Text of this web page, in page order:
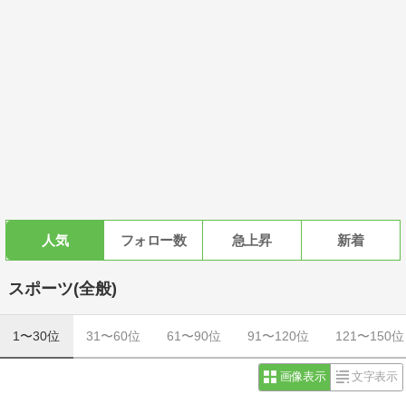
人気 フォロー数 急上昇 新着
スポーツ(全般)
1〜30位 31〜60位 61〜90位 91〜120位 121〜150位
画像表示 文字表示